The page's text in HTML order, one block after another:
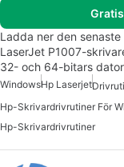
Ladda ner den
LaserJet P1007-
32- och 64-bitars
WindowsHp Laserjet
Hp-Skrivardrivrutiner För
Hp-Skrivardrivrutiner